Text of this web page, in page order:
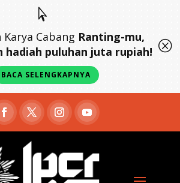

Cabang Ranting-mu,
hadiah puluhan juta rupiah!
BACA SELENGKAPNYA
Q